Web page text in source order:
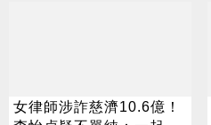
女律師涉詐慈濟10.6億！